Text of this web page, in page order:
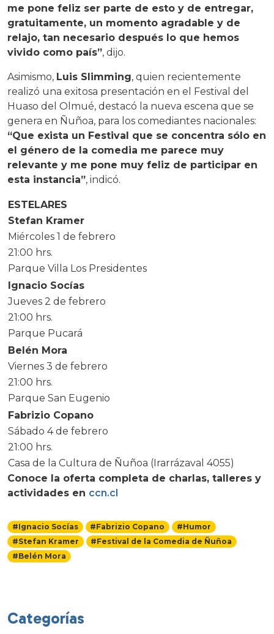
me pone feliz ser parte de esto y de entregar,
gratuitamente, un momento agradable y de
relajo, tan necesario después lo que hemos
vivido como país”, dijo.
Asimismo, Luis Slimming, quien recientemente
realizó una exitosa presentación en el Festival del
Huaso del Olmué, destacó la nueva escena que se
genera en Ñuñoa, para los comediantes nacionales:
“Que exista un Festival que se concentra sólo en
el género de la comedia me parece muy
relevante y me pone muy feliz de participar en
esta instancia”, indicó.
ESTELARES
Stefan Kramer
Miércoles 1 de febrero
21:00 hrs.
Parque Villa Los Presidentes
Ignacio Socías
Jueves 2 de febrero
21:00 hrs.
Parque Pucará
Belén Mora
Viernes 3 de febrero
21:00 hrs.
Parque San Eugenio
Fabrizio Copano
Sábado 4 de febrero
21:00 hrs.
Casa de la Cultura de Ñuñoa (Irarrázaval 4055)
Conoce la oferta completa de charlas, talleres y
actividades en ccn.cl
#Ignacio Socías #Fabrizio Copano
#Humor
#Stefan Kramer
#Festival de la Comedia de Ñuñoa
#Belén Mora
Categorías